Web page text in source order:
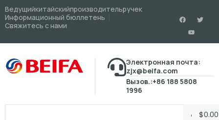
Ведущийкитайскийпроизводительручек
Информационный бюллетень
Свяжитесь с нами
Электронная почта:
zjx@beifa.com
Вызов.:+86 188 5808
1996
$0.00